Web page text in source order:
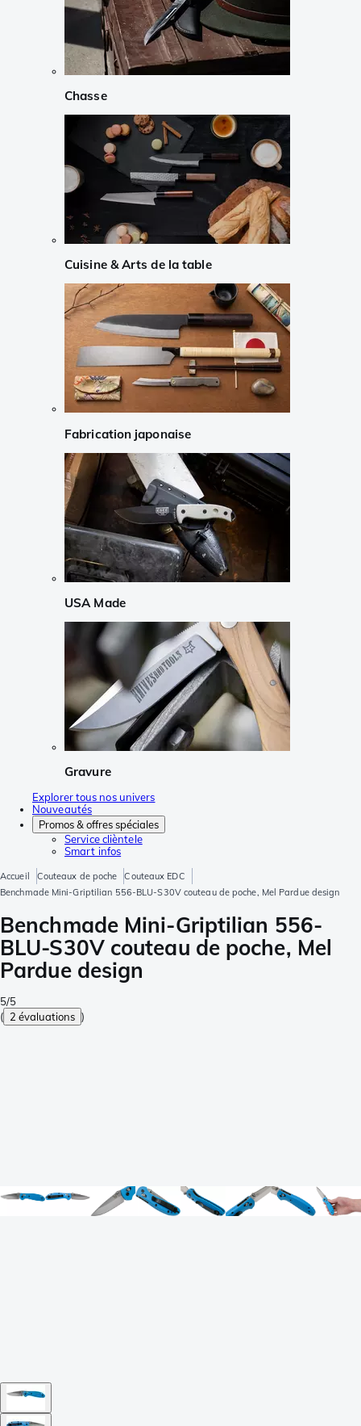
Chasse
Cuisine & Arts de la table
Fabrication japonaise
USA Made
Gravure
Explorer tous nos univers
Nouveautés
Promos & offres spéciales
Service clièntele
Smart infos
Accueil Couteaux de poche
Couteaux EDC
Benchmade Mini-Griptilian 556-BLU-S30V couteau de poche, Mel Pardue design
Benchmade Mini-Griptilian 556-
BLU-S30V couteau de poche, Mel
Pardue design
5/5
( 2 évaluations )